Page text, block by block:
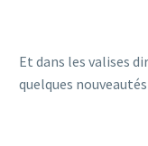
Et dans les valises
quelques